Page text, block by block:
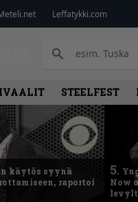
Leffatykki.com
STEELFEST
käytös syynä
raportoi
5.
Now